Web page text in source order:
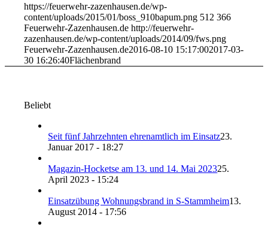
https://feuerwehr-zazenhausen.de/wp-
content/uploads/2015/01/boss_910bapum.png 512 366
Feuerwehr-Zazenhausen.de http://feuerwehr-
zazenhausen.de/wp-content/uploads/2014/09/fws.png
Feuerwehr-Zazenhausen.de2016-08-10 15:17:002017-03-
30 16:26:40Flächenbrand
Beliebt
Seit fünf Jahrzehnten ehrenamtlich im Einsatz23.
Januar 2017 - 18:27
Magazin-Hocketse am 13. und 14. Mai 202325.
April 2023 - 15:24
Einsatzübung Wohnungsbrand in S-Stammheim13.
August 2014 - 17:56